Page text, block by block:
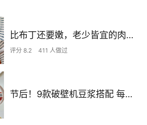
比布丁还要嫩，老少皆宜的肉沫蒸蛋
评分 8.2 411 人做过
节后！9款破壁机豆浆搭配 每天不重样喝出好状态！